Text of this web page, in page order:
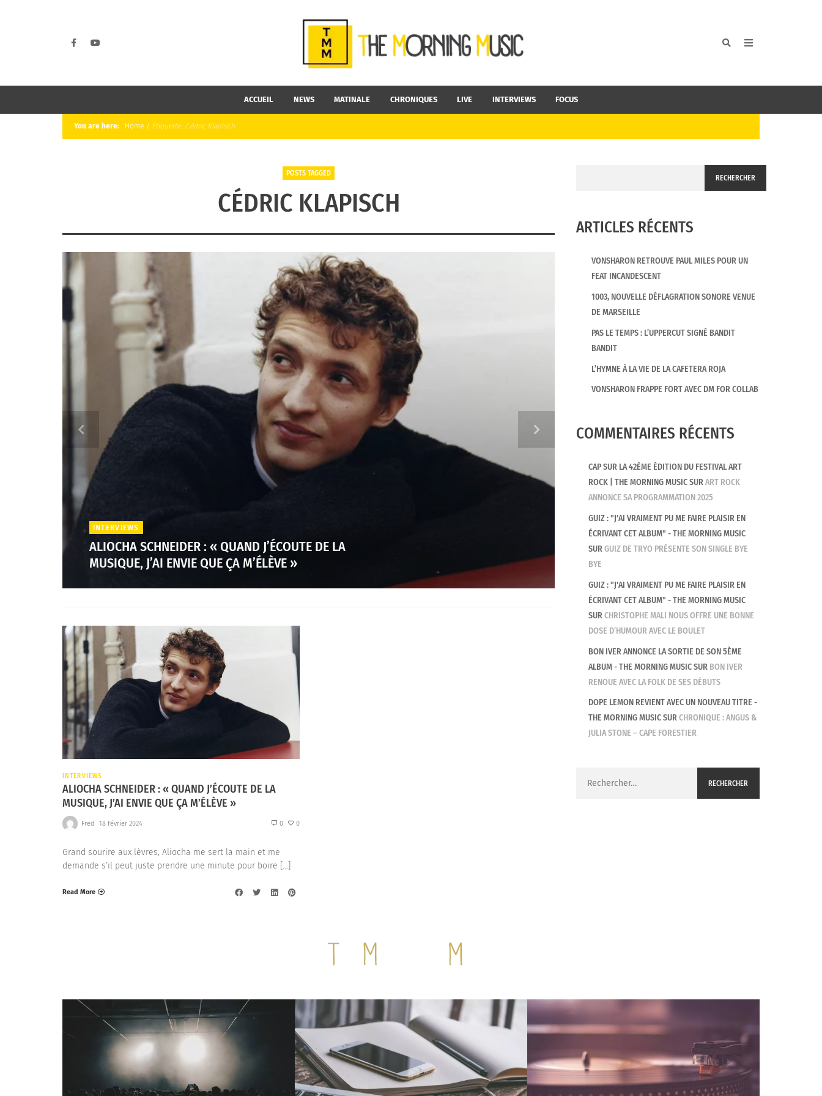
ACCUEIL NEWS MATINALE CHRONIQUES LIVE INTERVIEWS FOCUS
You are here: Home / Étiquette : Cédric Klapisch
POSTS TAGGED
CÉDRIC KLAPISCH
INTERVIEWS
ALIOCHA SCHNEIDER : « QUAND J’ÉCOUTE DE LA
MUSIQUE, J’AI ENVIE QUE ÇA M’ÉLÈVE »
INTERVIEWS
ALIOCHA SCHNEIDER : « QUAND J’ÉCOUTE DE LA
MUSIQUE, J’AI ENVIE QUE ÇA M’ÉLÈVE »
Fred 18 février 2024 0 0
Grand sourire aux lèvres, Aliocha me sert la main et me
demande s’il peut juste prendre une minute pour boire […]
Read More
RECHERCHER
ARTICLES RÉCENTS
VONSHARON RETROUVE PAUL MILES POUR UN
FEAT INCANDESCENT
1003, NOUVELLE DÉFLAGRATION SONORE VENUE
DE MARSEILLE
PAS LE TEMPS : L’UPPERCUT SIGNÉ BANDIT
BANDIT
L’HYMNE À LA VIE DE LA CAFETERA ROJA
VONSHARON FRAPPE FORT AVEC DM FOR COLLAB
COMMENTAIRES RÉCENTS
CAP SUR LA 42ÈME ÉDITION DU FESTIVAL ART
ROCK | THE MORNING MUSICSURART ROCK
ANNONCE SA PROGRAMMATION 2025
GUIZ : "J'AI VRAIMENT PU ME FAIRE PLAISIR EN
ÉCRIVANT CET ALBUM" - THE MORNING MUSIC
SURGUIZ DE TRYO PRÉSENTE SON SINGLE BYE
BYE
GUIZ : "J'AI VRAIMENT PU ME FAIRE PLAISIR EN
ÉCRIVANT CET ALBUM" - THE MORNING MUSIC
SURCHRISTOPHE MALI NOUS OFFRE UNE BONNE
DOSE D’HUMOUR AVEC LE BOULET
BON IVER ANNONCE LA SORTIE DE SON 5ÈME
ALBUM - THE MORNING MUSICSUR BON IVER
RENOUE AVEC LA FOLK DE SES DÉBUTS
DOPE LEMON REVIENT AVEC UN NOUVEAU TITRE -
THE MORNING MUSICSURCHRONIQUE : ANGUS &
JULIA STONE – CAPE FORESTIER